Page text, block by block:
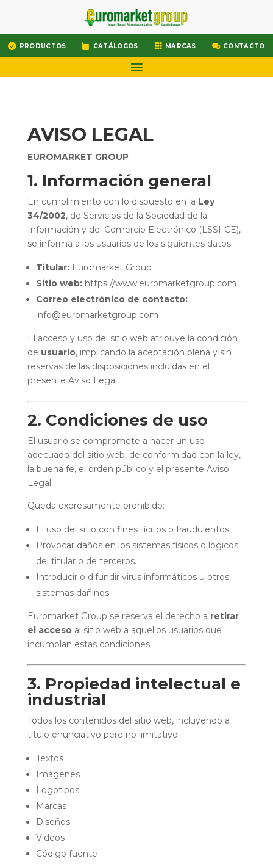
 PRODUCTOS  CATÁLOGOS  MARCAS  CONTACTO
AVISO LEGAL
EUROMARKET GROUP
1. Información general
En cumplimiento con lo dispuesto en la Ley
34/2002, de Servicios de la Sociedad de la
Información y del Comercio Electrónico (LSSI-CE),
se informa a los usuarios de los siguientes datos:
Titular:Euromarket Group
Sitio web:https://www.euromarketgroup.com
Correo electrónico de contacto:
info@euromarketgroup.com
El acceso y uso del sitio web atribuye la condición
de usuario, implicando la aceptación plena y sin
reservas de las disposiciones incluidas en el
presente Aviso Legal.
2. Condiciones de uso
El usuario se compromete a hacer un uso
adecuado del sitio web, de conformidad con la ley,
la buena fe, el orden público y el presente Aviso
Legal.
Queda expresamente prohibido:
El uso del sitio con fines ilícitos o fraudulentos.
Provocar daños en los sistemas físicos o lógicos
del titular o de terceros.
Introducir o difundir virus informáticos u otros
sistemas dañinos.
Euromarket Group se reserva el derecho a retirar
el accesoal sitio web a aquellos usuarios que
incumplan estas condiciones.
3. Propiedad intelectual e
industrial
Todos los contenidos del sitio web, incluyendo a
título enunciativo pero no limitativo:
Textos
Imágenes
Logotipos
Marcas
Diseños
Videos
Código fuente